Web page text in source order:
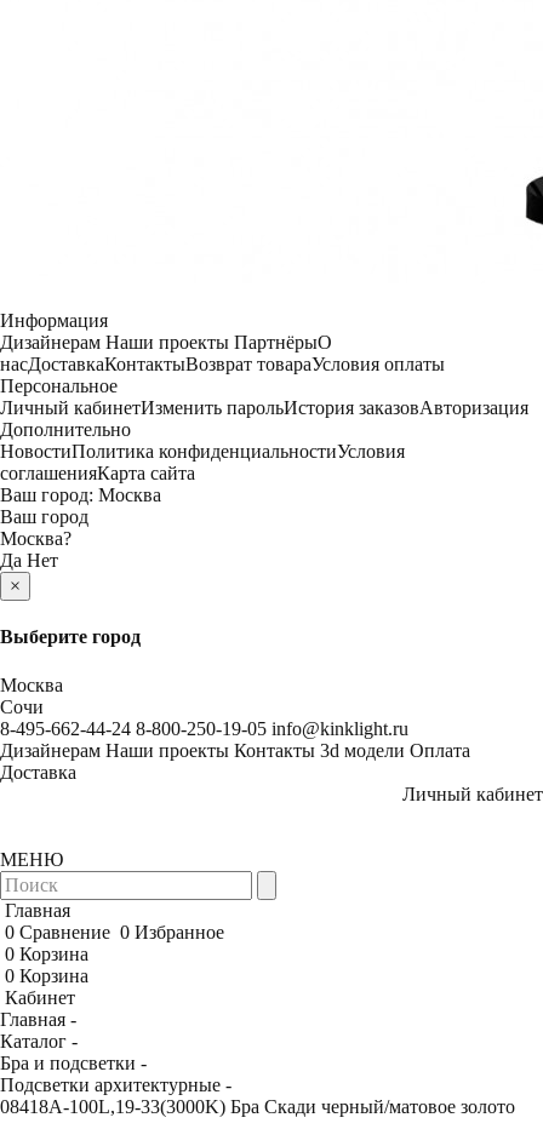
Информация
Дизайнерам Наши проекты ПартнёрыО
насДоставкаКонтактыВозврат товараУсловия оплаты
Персональное
Личный кабинетИзменить парольИстория заказовАвторизация
Дополнительно
НовостиПолитика конфиденциальностиУсловия
соглашенияКарта сайта
Ваш город: Москва
Ваш город
Москва?
Да Нет
×
Выберите город
Москва
Сочи
8-495-662-44-24 8-800-250-19-05 info@kinklight.ru
Дизайнерам Наши проекты Контакты 3d модели Оплата
Доставка
Личный кабинет
МЕНЮ
Главная
0 Сравнение 0 Избранное
0 Корзина
0 Корзина
Кабинет
Главная -
Каталог -
Бра и подсветки -
Подсветки архитектурные -
08418A-100L,19-33(3000K) Бра Скади черный/матовое золото